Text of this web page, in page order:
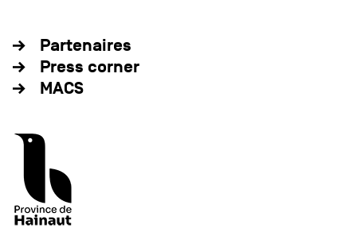
Partenaires
Press corner
MACS